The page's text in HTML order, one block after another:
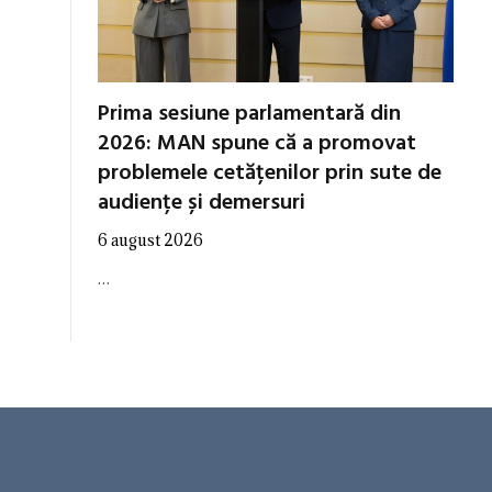
Prima sesiune parlamentară din
2026: MAN spune că a promovat
problemele cetățenilor prin sute de
audiențe și demersuri
6 august 2026
…